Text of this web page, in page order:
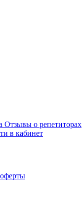
Отзывы о репетиторах
в кабинет